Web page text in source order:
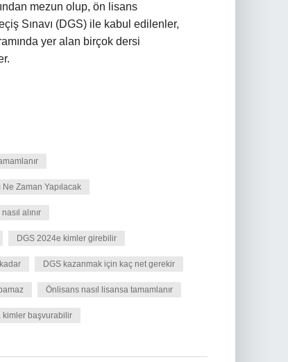
mezun olup, ön lisans
Sınavı (DGS) ile kabul edilenler,
yer alan birçok dersi
Zaman Yapılacak
alınır
DGS 2024e kimler girebilir
DGS kazanmak için kaç net gerekir
Önlisans nasıl lisansa tamamlanır
kimler başvurabilir